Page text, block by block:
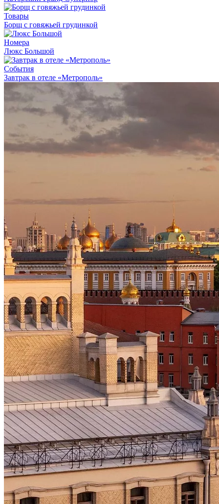
Товары
Борщ с говяжьей грудинкой
Номера
Люкс Большой
События
Завтрак в отеле «Метрополь»